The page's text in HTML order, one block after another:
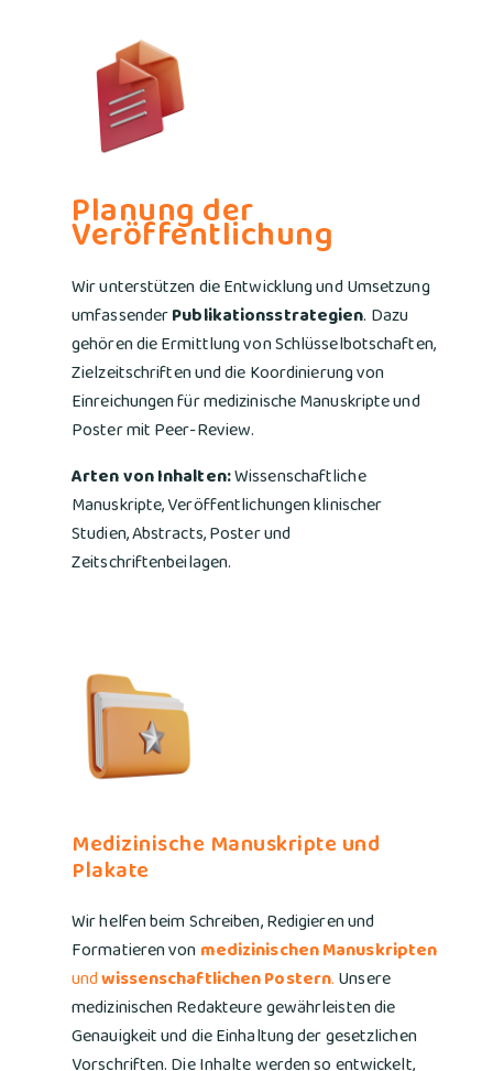
Planung der
Veröffentlichung
Wir unterstützen die Entwicklung und Umsetzung
umfassenderPublikationsstrategien. Dazu
gehören die Ermittlung von Schlüsselbotschaften,
Zielzeitschriften und die Koordinierung von
Einreichungen für medizinische Manuskripte und
Poster mit Peer-Review.
Arten von Inhalten:Wissenschaftliche
Manuskripte, Veröffentlichungen klinischer
Studien, Abstracts, Poster und
Zeitschriftenbeilagen.
Medizinische Manuskripte und
Plakate
Wir helfen beim Schreiben, Redigieren und
Formatieren von medizinischen Manuskripten
undwissenschaftlichen Postern. Unsere
medizinischen Redakteure gewährleisten die
Genauigkeit und die Einhaltung der gesetzlichen
Vorschriften. Die Inhalte werden so entwickelt,